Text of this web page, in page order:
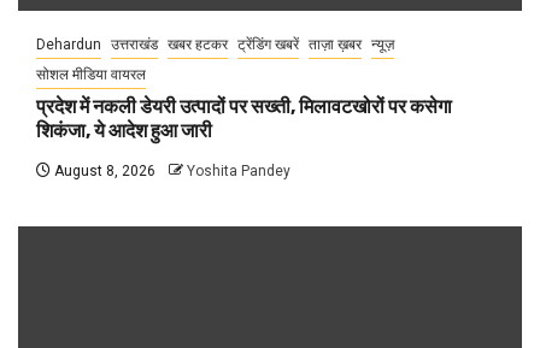
Dehardun उत्तराखंड खबर हटकर ट्रेंडिंग खबरें ताज़ा ख़बर न्यूज़
सोशल मीडिया वायरल
प्रदेश में नकली डेयरी उत्पादों पर सख्ती, मिलावटखोरों पर कसेगा
शिकंजा, ये आदेश हुआ जारी
August 8, 2026 Yoshita Pandey